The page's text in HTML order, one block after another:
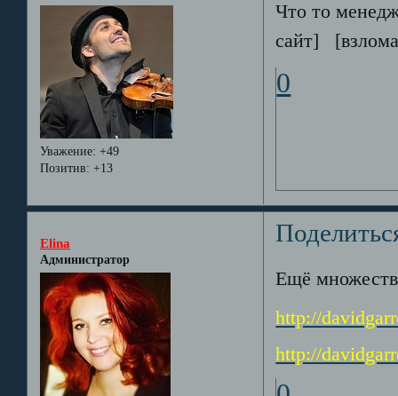
Уважение: +49
Позитив: +13
Что то
сайт]
0
Elina
Администратор
Ещё
http://
http://